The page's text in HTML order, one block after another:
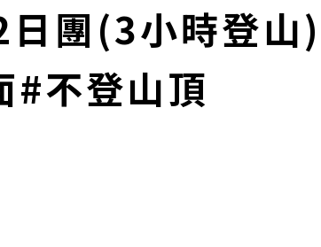
團(3小時登山)
#不登山頂